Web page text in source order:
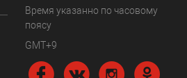
Время указанно по часовому
поясу
GMT+9